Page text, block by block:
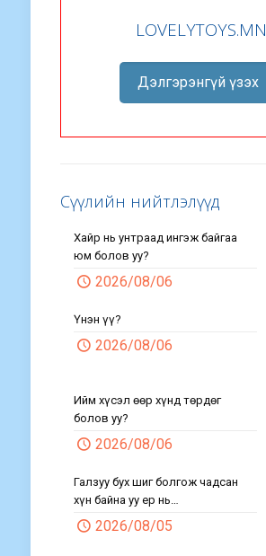
LOVELYTOYS.MN
Дэлгэрэнгүй үзэх
Сүүлийн нийтлэлүүд
Хайр нь унтраад ингэж байгаа
юм болов уу?
2026/08/06
Үнэн үү?
2026/08/06
Ийм хүсэл өөр хүнд төрдөг
болов уу?
2026/08/06
Галзуу бух шиг болгож чадсан
хүн байна уу ер нь…
2026/08/05